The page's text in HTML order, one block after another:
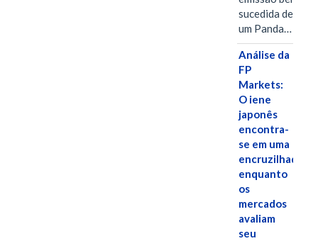
sucedida de
um Panda…
Análise da
FP
Markets:
O iene
japonês
encontra-
se em uma
encruzilhada
enquanto
os
mercados
avaliam
seu